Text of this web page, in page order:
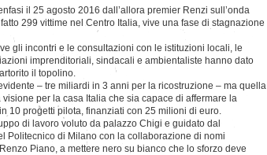
il 25 agosto 2016 dall’allora premier Renzi sull’onda
299 vittime nel Centro Italia, vive una fase di stagnazione
gli incontri e le consultazioni con le istituzioni locali, le
imprenditoriali, sindacali e ambientaliste hanno dato
il topolino.
– tre miliardi in 3 anni per la ricostruzione – ma quella
per la casa Italia che sia capace di affermare la
10 progetti pilota, finanziati con 25 milioni di euro.
di lavoro voluto da palazzo Chigi e guidato dal
Politecnico di Milano con la collaborazione di nomi
Piano, a mettere nero su bianco che lo sforzo deve